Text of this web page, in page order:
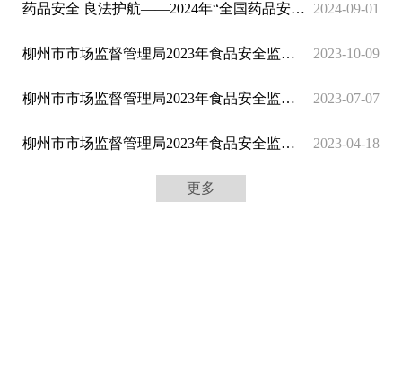
药品安全 良法护航——2024年“全国药品安全宣传周”柳州活动亮点抢先看 2024-09-01
柳州市市场监督管理局2023年食品安全监督抽检信息通告（第3期) 2023-10-09
柳州市市场监督管理局2023年食品安全监督抽检信息通告（第2期） 2023-07-07
柳州市市场监督管理局2023年食品安全监督抽检信息通告（第1期） 2023-04-18
更多